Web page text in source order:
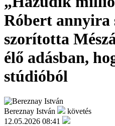
Róbert annyira
szorította
élő adásban,
stúdióból
Bereznay István
követés
12.05.2026 08:41